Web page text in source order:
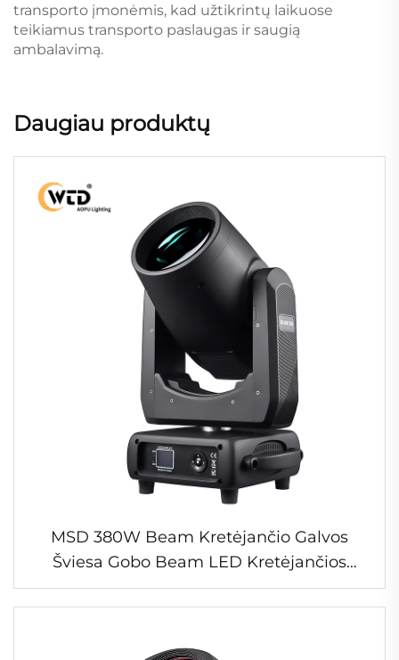
transporto įmonėmis, kad užtikrintų laikuose
teikiamus transporto paslaugas ir saugią
ambalavimą.
Daugiau produktų
MSD 380W Beam Kretėjančio Galvos
Šviesa Gobo Beam LED Kretėjančios
Galvos Šviesa Vedyboms Koncertams
Beam 380